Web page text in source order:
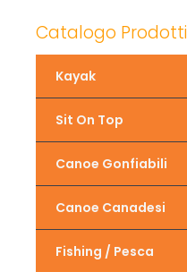
Catalogo Prodotti
Kayak
Sit On Top
Canoe Gonfiabili
Canoe Canadesi
Fishing / Pesca